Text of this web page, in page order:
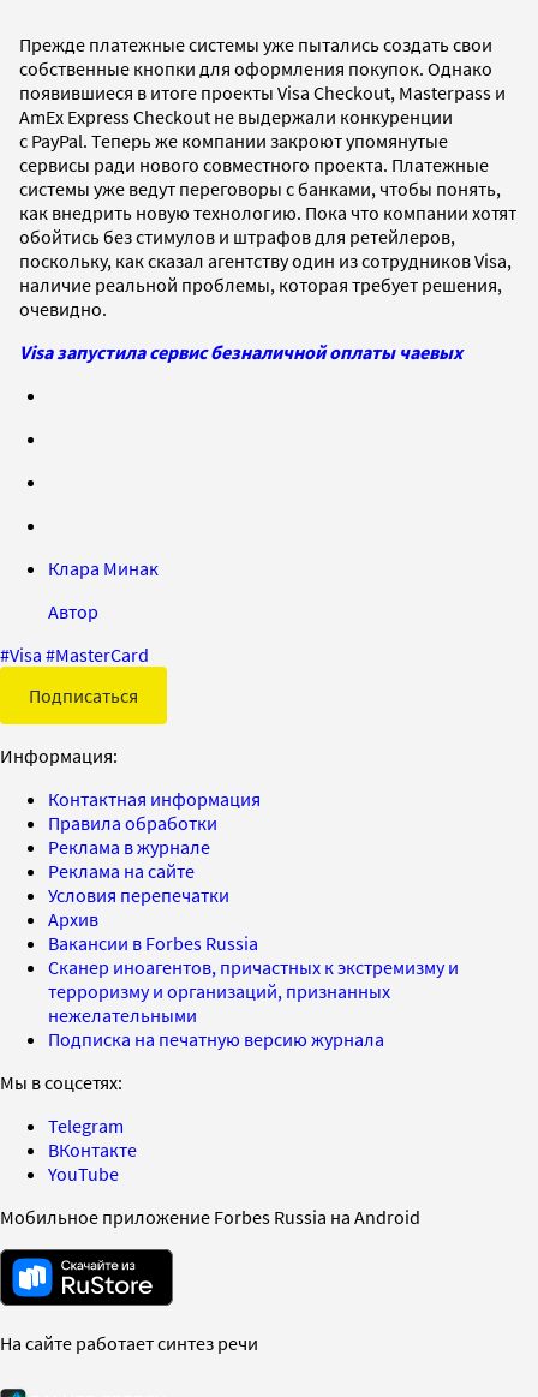
Прежде платежные системы уже пытались создать свои
собственные кнопки для оформления покупок. Однако
появившиеся в итоге проекты Visa Checkout, Masterpass и
AmEx Express Checkout не выдержали конкуренции
с PayPal. Теперь же компании закроют упомянутые
сервисы ради нового совместного проекта. Платежные
системы уже ведут переговоры с банками, чтобы понять,
как внедрить новую технологию. Пока что компании хотят
обойтись без стимулов и штрафов для ретейлеров,
поскольку, как сказал агентству один из сотрудников Visa,
наличие реальной проблемы, которая требует решения,
очевидно.
Visa запустила сервис безналичной оплаты чаевых
Клара Минак
Автор
#Visa #MasterCard
Подписаться
Информация:
Контактная информация
Правила обработки
Реклама в журнале
Реклама на сайте
Условия перепечатки
Архив
Вакансии в Forbes Russia
Сканер иноагентов, причастных к экстремизму и
терроризму и организаций, признанных
нежелательными
Подписка на печатную версию журнала
Мы в соцсетях:
Telegram
ВКонтакте
YouTube
Мобильное приложение Forbes Russia на Android
На сайте работает синтез речи